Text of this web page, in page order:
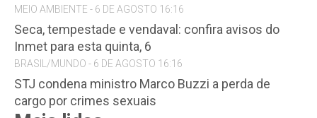
MEIO AMBIENTE - 6 DE AGOSTO 16:16
Seca, tempestade e vendaval: confira avisos do
Inmet para esta quinta, 6
BRASIL/MUNDO - 6 DE AGOSTO 16:16
STJ condena ministro Marco Buzzi a perda de
cargo por crimes sexuais